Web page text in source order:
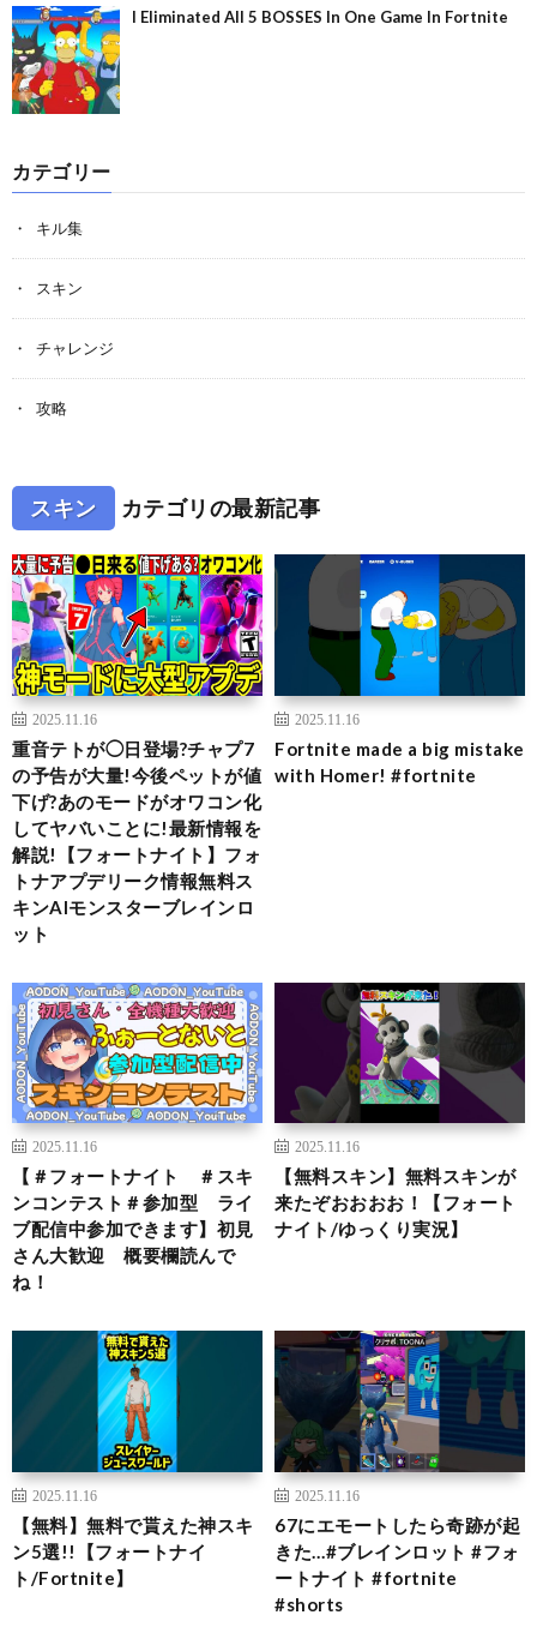
I Eliminated All 5 BOSSES In One Game In Fortnite
カテゴリー
キル集
スキン
チャレンジ
攻略
スキン カテゴリの最新記事
2025.11.16
重音テトが◯日登場?チャプ7
の予告が大量!今後ペットが値
下げ?あのモードがオワコン化
してヤバいことに!最新情報を
解説!【フォートナイト】フォ
トナアプデリーク情報無料ス
キンAIモンスターブレインロ
ット
2025.11.16
Fortnite made a big mistake
with Homer! #fortnite
2025.11.16
【＃フォートナイト ＃スキ
ンコンテスト＃参加型 ライ
ブ配信中参加できます】初見
さん大歓迎 概要欄読んで
ね！
2025.11.16
【無料スキン】無料スキンが
来たぞおおおお！【フォート
ナイト/ゆっくり実況】
2025.11.16
【無料】無料で貰えた神スキ
ン5選!!【フォートナイ
ト/Fortnite】
2025.11.16
67にエモートしたら奇跡が起
きた…#ブレインロット #フォ
ートナイト #fortnite
#shorts